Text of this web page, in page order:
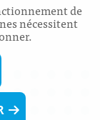
de
nécessitent